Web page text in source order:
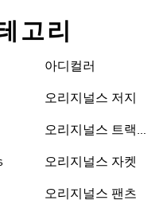
고리
아디컬러
오리지널스 저지
오리지널스 트랙
오리지널스 자켓
오리지널스 팬츠